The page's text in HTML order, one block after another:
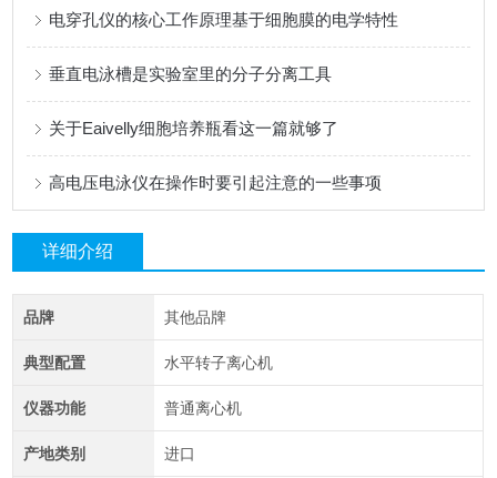
电穿孔仪的核心工作原理基于细胞膜的电学特性
垂直电泳槽是实验室里的分子分离工具
关于Eaivelly细胞培养瓶看这一篇就够了
高电压电泳仪在操作时要引起注意的一些事项
详细介绍
品牌 其他品牌
典型配置 水平转子离心机
仪器功能 普通离心机
产地类别 进口